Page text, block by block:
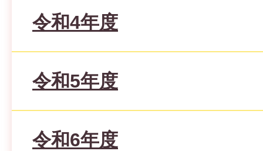
令和4年度
令和5年度
令和6年度